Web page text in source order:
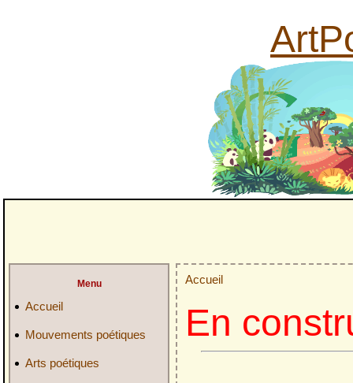
Menu
Accueil
Mouvements poétiques
Arts poétiques
Accueil
En